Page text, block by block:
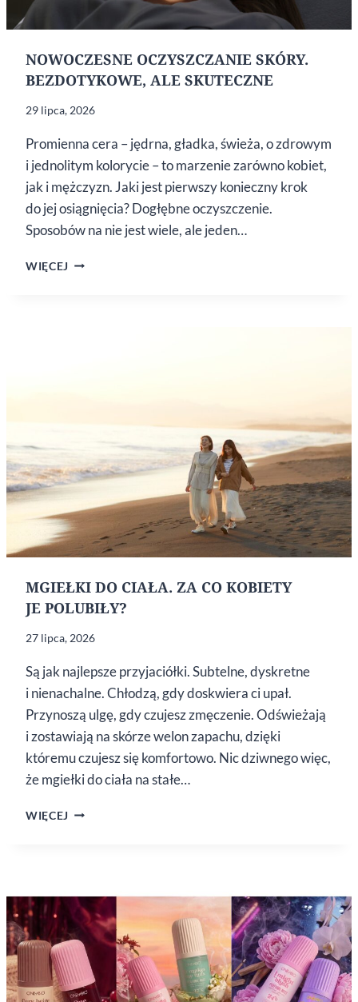
NOWOCZESNE OCZYSZCZANIE SKÓRY.
BEZDOTYKOWE, ALE SKUTECZNE
29 lipca, 2026
Promienna cera – jędrna, gładka, świeża, o zdrowym
i jednolitym kolorycie – to marzenie zarówno kobiet,
jak i mężczyzn. Jaki jest pierwszy konieczny krok
do jej osiągnięcia? Dogłębne oczyszczenie.
Sposobów na nie jest wiele, ale jeden…
WIĘCEJ NOWOCZESNE
MGIEŁKI DO CIAŁA. ZA CO KOBIETY
JE POLUBIŁY?
27 lipca, 2026
Są jak najlepsze przyjaciółki. Subtelne, dyskretne
i nienachalne. Chłodzą, gdy doskwiera ci upał.
Przynoszą ulgę, gdy czujesz zmęczenie. Odświeżają
i zostawiają na skórze welon zapachu, dzięki
któremu czujesz się komfortowo. Nic dziwnego więc,
że mgiełki do ciała na stałe…
WIĘCEJ MGIEŁKI